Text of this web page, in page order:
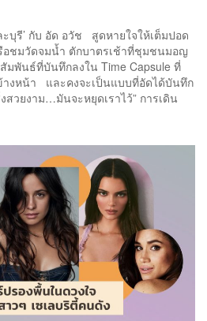
ะบุรี’ กับ อัด อวัช สูดหายใจให้เต็มปอด
อชมวัดจมน้ำ ตักบาตรเช้าที่ชุมชนมอญ
มพันธ์ที่บันทึกลงใน Time Capsule ที่
างหน้า และคงจะเป็นแบบที่อัดได้บันทึก
สวยงาม…มันจะหยุดเราไว้” การเดิน